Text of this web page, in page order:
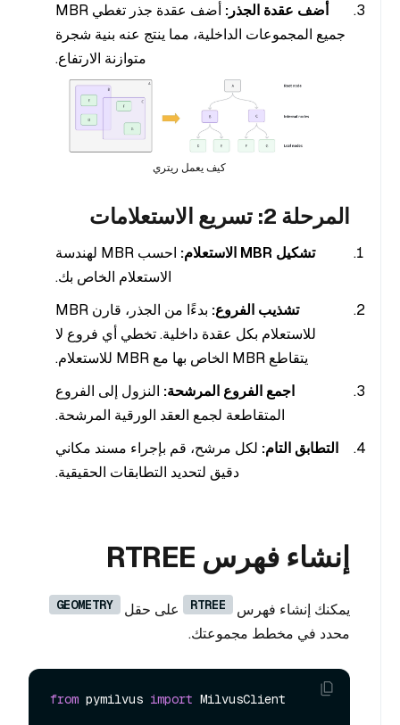
أضف عقدة الجذر:
أضف عقدة جذر تغطي MBR
جميع المجموعات الداخلية، مما ينتج عنه بنية شجرة
متوازنة الارتفاع.
كيف يعمل ريتري
المرحلة 2: تسريع الاستعلامات
تشكيل MBR الاستعلام:
احسب MBR لهندسة
الاستعلام الخاص بك.
تشذيب الفروع:
بدءًا من الجذر، قارن MBR
للاستعلام بكل عقدة داخلية. تخطي أي فروع لا
يتقاطع MBR الخاص بها مع MBR للاستعلام.
اجمع الفروع المرشحة: النزول إلى الفروع
المتقاطعة لجمع العقد الورقية المرشحة.
التطابق التام: لكل مرشح، قم بإجراء مسند مكاني
دقيق لتحديد التطابقات الحقيقية.
إنشاء فهرس RTREE
يمكنك إنشاء فهرس RTREE على حقل GEOMETRY
محدد في مخطط مجموعتك.
from pymilvus import MilvusClient